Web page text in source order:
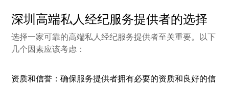
深圳高端私人经纪服务提供者的选择
选择一家可靠的高端私人经纪服务提供者至关重要。以下
几个因素应该考虑：
资质和信誉：确保服务提供者拥有必要的资质和良好的信